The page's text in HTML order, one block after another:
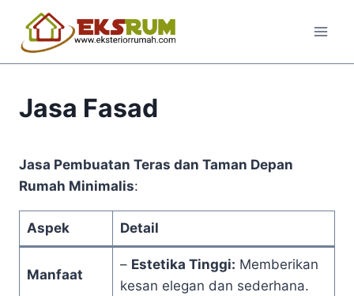
Jasa Fasad
Jasa Pembuatan Teras dan Taman Depan
Rumah Minimalis:
Aspek Detail
Manfaat
– Estetika Tinggi: Memberikan
kesan elegan dan sederhana.